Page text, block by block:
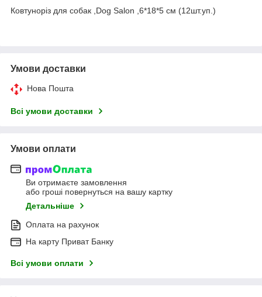
Ковтуноріз для собак ,Dog Salon ,6*18*5 cм (12шт.уп.)
Умови доставки
Нова Пошта
Всі умови доставки
Умови оплати
Ви отримаєте замовлення
або гроші повернуться на вашу картку
Детальніше
Оплата на рахунок
На карту Приват Банку
Всі умови оплати